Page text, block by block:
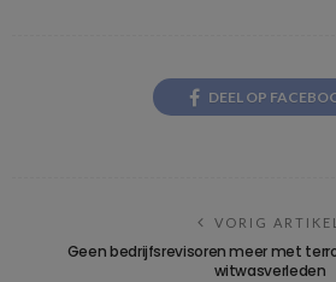
DEEL OP
VORIG ARTIKEL
Geen bedrijfsrevisoren meer met
witwasverleden